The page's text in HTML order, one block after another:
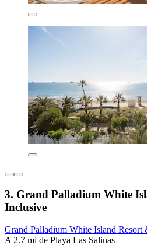
3. Grand Palladium White
Inclusive
Grand Palladium White Island
A 2.7 mi de Playa Las Salinas